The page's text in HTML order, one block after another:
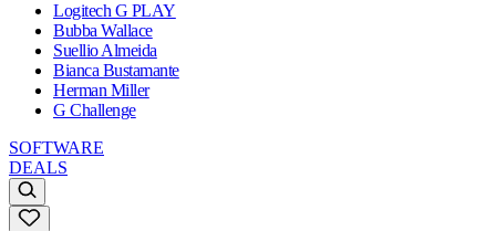
Logitech G PLAY
Bubba Wallace
Suellio Almeida
Bianca Bustamante
Herman Miller
G Challenge
SOFTWARE
DEALS